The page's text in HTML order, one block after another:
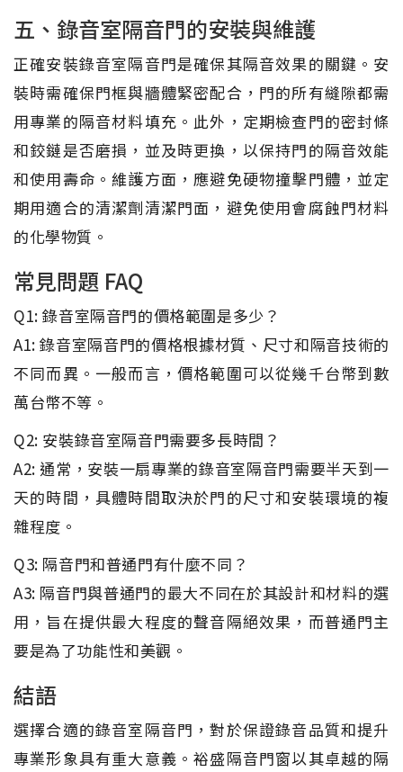
五、錄音室隔音門的安裝與維護
正確安裝錄音室隔音門是確保其隔音效果的關鍵。安
裝時需確保門框與牆體緊密配合，門的所有縫隙都需
用專業的隔音材料填充。此外，定期檢查門的密封條
和鉸鏈是否磨損，並及時更換，以保持門的隔音效能
和使用壽命。維護方面，應避免硬物撞擊門體，並定
期用適合的清潔劑清潔門面，避免使用會腐蝕門材料
的化學物質。
常見問題 FAQ
Q1: 錄音室隔音門的價格範圍是多少？
A1: 錄音室隔音門的價格根據材質、尺寸和隔音技術的
不同而異。一般而言，價格範圍可以從幾千台幣到數
萬台幣不等。
Q2: 安裝錄音室隔音門需要多長時間？
A2: 通常，安裝一扇專業的錄音室隔音門需要半天到一
天的時間，具體時間取決於門的尺寸和安裝環境的複
雜程度。
Q3: 隔音門和普通門有什麼不同？
A3: 隔音門與普通門的最大不同在於其設計和材料的選
用，旨在提供最大程度的聲音隔絕效果，而普通門主
要是為了功能性和美觀。
結語
選擇合適的錄音室隔音門，對於保證錄音品質和提升
專業形象具有重大意義。裕盛隔音門窗以其卓越的隔